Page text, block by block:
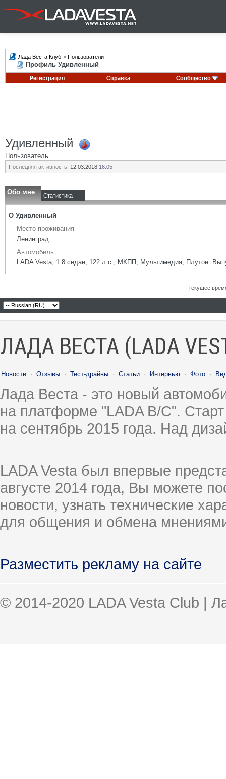
Лада Веста Клуб > Пользователи
Профиль Удивленный
Регистрация Справка Сообщество
Удивленный
Пользователь
Последняя активность: 12.03.2018 16:05
Обо мне Статистика
О Удивленный
Место проживания
Ленинград
Автомобиль
LADA Vesta, 1.8 седан, 122 л.с., МКПП, Мультимедиа, Плутон.
Текущее
ЛАДА ВЕСТА (LADA
Новости · Отзывы · Тест-драйвы · Статьи · Интервью · Фото ·
Лада Веста - это новый
на платформе "LADA B/C".
на сентябрь 2015 года. Над
LADA Vesta был впервые
августе 2014 года, Вы можете
новости, узнать технические
для общения и обмена
Разместить рекламу на сайте
© 2014-2020 LADA Vesta Club |